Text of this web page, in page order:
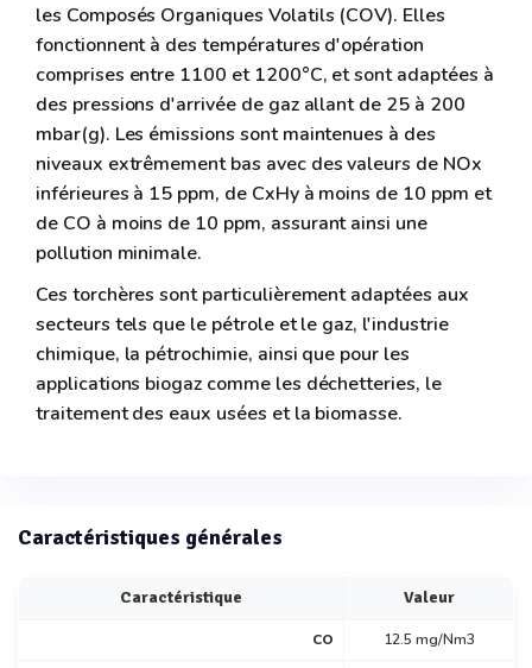
les Composés Organiques Volatils (COV). Elles
fonctionnent à des températures d'opération
comprises entre 1100 et 1200°C, et sont adaptées à
des pressions d'arrivée de gaz allant de 25 à 200
mbar(g). Les émissions sont maintenues à des
niveaux extrêmement bas avec des valeurs de NOx
inférieures à 15 ppm, de CxHy à moins de 10 ppm et
de CO à moins de 10 ppm, assurant ainsi une
pollution minimale.
Ces torchères sont particulièrement adaptées aux
secteurs tels que le pétrole et le gaz, l'industrie
chimique, la pétrochimie, ainsi que pour les
applications biogaz comme les déchetteries, le
traitement des eaux usées et la biomasse.
Caractéristiques générales
Caractéristique Valeur
CO 12.5 mg/Nm3